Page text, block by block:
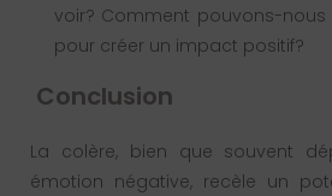
voir? Comment pouvons-nous
pour créer un impact positif?
Conclusion
La colère, bien que souvent
émotion négative, recèle un